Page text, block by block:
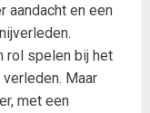
aandacht en een
rol spelen bij het
Maar
met een